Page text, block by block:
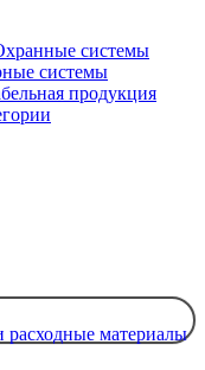
системы
системы
продукция
материалы